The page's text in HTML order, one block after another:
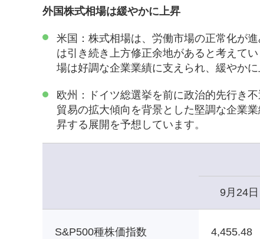
外国株式相場は緩やかに上昇
米国：株式相場は、労働市場の正常化が
は引き続き上方修正余地があると考えて
場は好調な企業業績に支えられ、緩やかに
欧州：ドイツ総選挙を前に政治的先行き
貿易の拡大傾向を背景とした堅調な企業
昇する展開を予想しています。
9月24日
S&P500種株価指数 4,455.48